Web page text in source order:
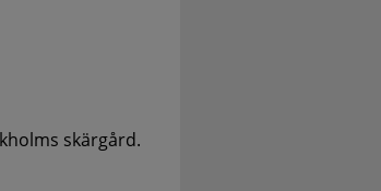
skärgård.